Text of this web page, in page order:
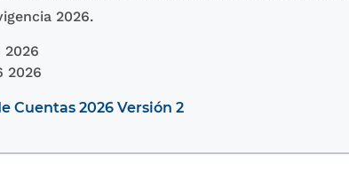
2026.
2026
2026
Cuentas 2026 Versión 2